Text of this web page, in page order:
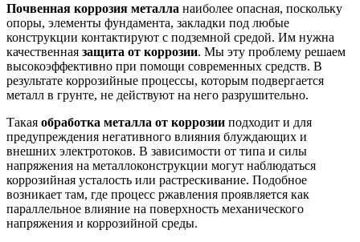
Почвенная коррозия металла наиболее опасная, поскольку
опоры, элементы фундамента, закладки под любые
конструкции контактируют с подземной средой. Им нужна
качественная защита от коррозии. Мы эту проблему решаем
высокоэффективно при помощи современных средств. В
результате коррозийные процессы, которым подвергается
металл в грунте, не действуют на него разрушительно.
Такая обработка металла от коррозии подходит и для
предупреждения негативного влияния блуждающих и
внешних электротоков. В зависимости от типа и силы
напряжения на металлоконструкции могут наблюдаться
коррозийная усталость или растрескивание. Подобное
возникает там, где процесс ржавления проявляется как
параллельное влияние на поверхность механического
напряжения и коррозийной среды.